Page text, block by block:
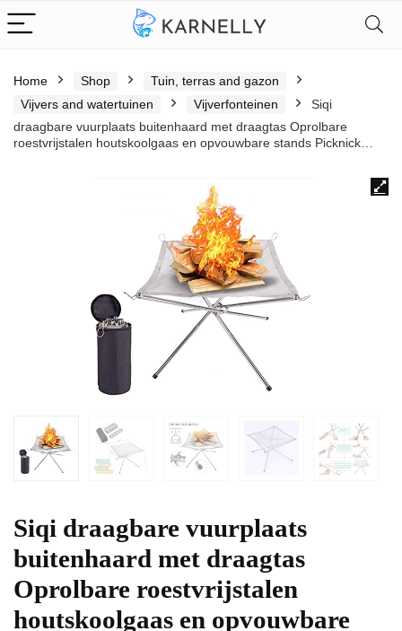
Home Shop
Tuin, terras and gazon
Vijvers and watertuinen
Vijverfonteinen
Siqi
draagbare vuurplaats buitenhaard met draagtas Oprolbare
roestvrijstalen houtskoolgaas en opvouwbare stands Picknick…
Siqi draagbare vuurplaats
buitenhaard met draagtas
Oprolbare roestvrijstalen
houtskoolgaas en opvouwbare